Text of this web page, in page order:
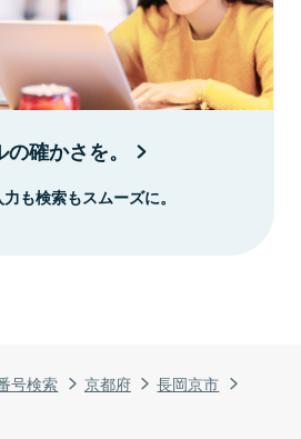
号検索 京都府
長岡京市
確かさを。
も検索もスムーズに。